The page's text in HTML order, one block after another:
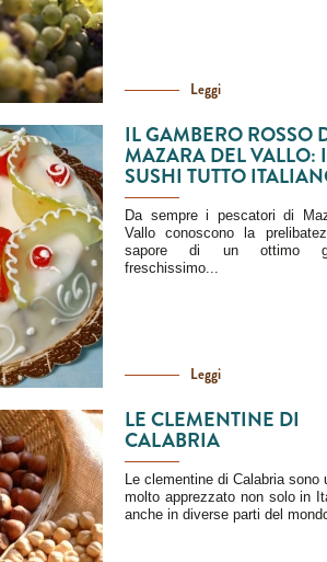
Leggi
IL GAMBERO ROSSO
MAZARA DEL VALLO:
SUSHI TUTTO
Da sempre i pescatori di
Vallo conoscono la
sapore di un ottimo
freschissimo...
Leggi
LE CLEMENTINE DI
CALABRIA
Le clementine di Calabria sono
molto apprezzato non solo in
anche in diverse parti del